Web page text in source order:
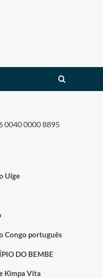
0040 0000 8895
Uíge
Congo português
DO BEMBE
Kimpa Vita